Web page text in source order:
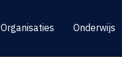
Organisaties Onderwijs